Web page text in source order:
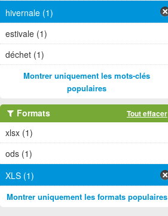
hivernale (1)
estivale (1)
déchet (1)
Montrer uniquement les mots-clés
populaires
Formats Tout effacer
xlsx (1)
ods (1)
XLS (1)
Montrer uniquement les formats populaires